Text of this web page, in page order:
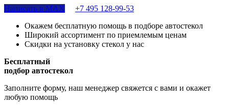
Написать в MAX
+7 495 128-99-53
Окажем бесплатную помощь в подборе автостекол
Широкий ассортимент по приемлемым ценам
Скидки на установку стекол у нас
Бесплатный
подбор автостекол
Заполните форму, наш менеджер свяжется с вами и окажет
любую помощь